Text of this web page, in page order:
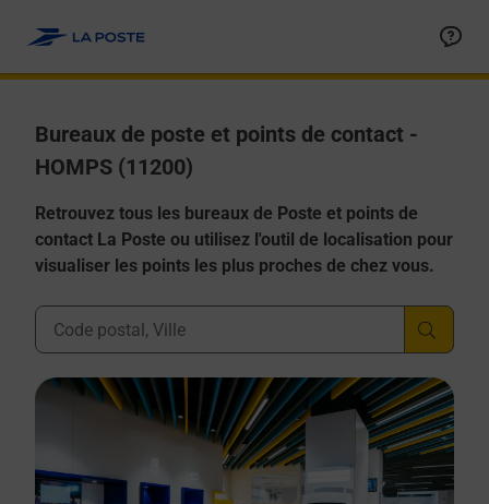
Bureaux de poste et points de contact -
HOMPS (11200)
Retrouvez tous les bureaux de Poste et points de
contact La Poste ou utilisez l'outil de localisation pour
visualiser les points les plus proches de chez vous.
Ville, Département, Code Postal